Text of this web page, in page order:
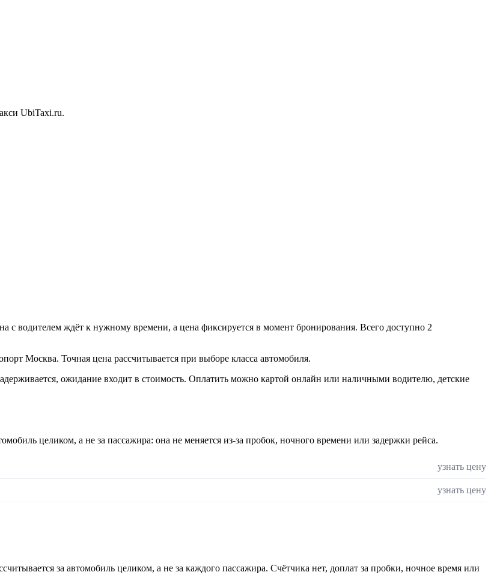
UbiTaxi.ru.
с водителем ждёт к нужному времени, а цена фиксируется в момент бронирования. Всего доступно 2
Москва. Точная цена рассчитывается при выборе класса автомобиля.
ожидание входит в стоимость. Оплатить можно картой онлайн или наличными водителю, детские
целиком, а не за пассажира: она не меняется из-за пробок, ночного времени или задержки рейса.
узнать цену
узнать цену
за автомобиль целиком, а не за каждого пассажира. Счётчика нет, доплат за пробки, ночное время или